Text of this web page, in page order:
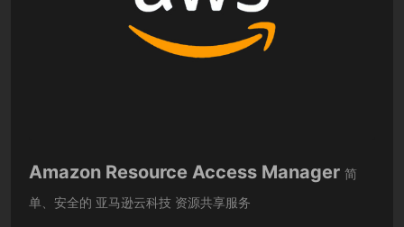
Amazon Resource Access Manager 简
单、安全的 亚马逊云科技 资源共享服务